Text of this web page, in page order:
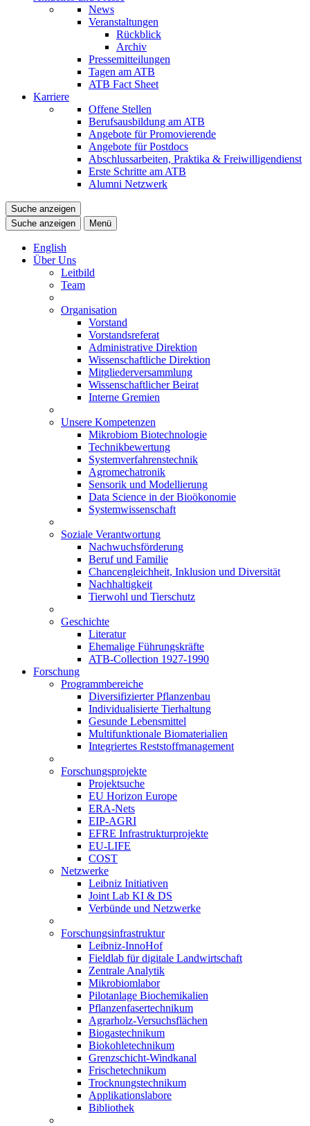
News
Veranstaltungen
Rückblick
Archiv
Pressemitteilungen
Tagen am ATB
ATB Fact Sheet
Karriere
Offene Stellen
Berufsausbildung am ATB
Angebote für Promovierende
Angebote für Postdocs
Abschlussarbeiten, Praktika & Freiwilligendienst
Erste Schritte am ATB
Alumni Netzwerk
Suche anzeigen
Suche anzeigen
Menü
English
Über Uns
Leitbild
Team
Organisation
Vorstand
Vorstandsreferat
Administrative Direktion
Wissenschaftliche Direktion
Mitgliederversammlung
Wissenschaftlicher Beirat
Interne Gremien
Unsere Kompetenzen
Mikrobiom Biotechnologie
Technikbewertung
Systemverfahrenstechnik
Agromechatronik
Sensorik und Modellierung
Data Science in der Bioökonomie
Systemwissenschaft
Soziale Verantwortung
Nachwuchsförderung
Beruf und Familie
Chancengleichheit, Inklusion und Diversität
Nachhaltigkeit
Tierwohl und Tierschutz
Geschichte
Literatur
Ehemalige Führungskräfte
ATB-Collection 1927-1990
Forschung
Programmbereiche
Diversifizierter Pflanzenbau
Individualisierte Tierhaltung
Gesunde Lebensmittel
Multifunktionale Biomaterialien
Integriertes Reststoffmanagement
Forschungsprojekte
Projektsuche
EU Horizon Europe
ERA-Nets
EIP-AGRI
EFRE Infrastrukturprojekte
EU-LIFE
COST
Netzwerke
Leibniz Initiativen
Joint Lab KI & DS
Verbünde und Netzwerke
Forschungsinfrastruktur
Leibniz-InnoHof
Fieldlab für digitale Landwirtschaft
Zentrale Analytik
Mikrobiomlabor
Pilotanlage Biochemikalien
Pflanzenfasertechnikum
Agrarholz-Versuchsflächen
Biogastechnikum
Biokohletechnikum
Grenzschicht-Windkanal
Frischetechnikum
Trocknungstechnikum
Applikationslabore
Bibliothek